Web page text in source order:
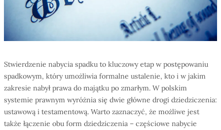
Stwierdzenie nabycia spadku to kluczowy etap w postępowaniu
spadkowym, który umożliwia formalne ustalenie, kto i w jakim
zakresie nabył prawa do majątku po zmarłym. W polskim
systemie prawnym wyróżnia się dwie główne drogi dziedziczenia:
ustawową i testamentową. Warto zaznaczyć, że możliwe jest
także łączenie obu form dziedziczenia – częściowe nabycie